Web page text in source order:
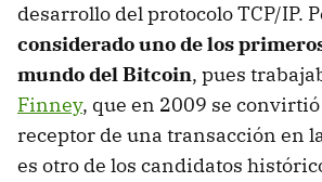
desarrollo del protocolo TCP/IP.
considerado uno de los
mundo del Bitcoin, pues
Finney, que en 2009 se
receptor de una transacción en
es otro de los candidatos